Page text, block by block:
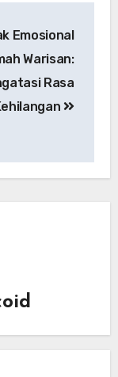
Emosional
Warisan:
Rasa